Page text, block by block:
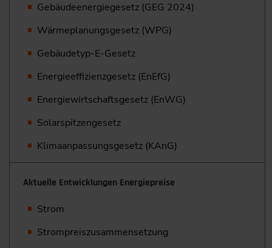
Gebäudeenergiegesetz (GEG 2024)
Wärmeplanungsgesetz (WPG)
Gebäudetyp-E-Gesetz
Energieeffizienzgesetz (EnEfG)
Energiewirtschaftsgesetz (EnWG)
Solarspitzengesetz
Klimaanpassungsgesetz (KAnG)
Aktuelle Entwicklungen Energiepreise
Strom
Strompreiszusammensetzung